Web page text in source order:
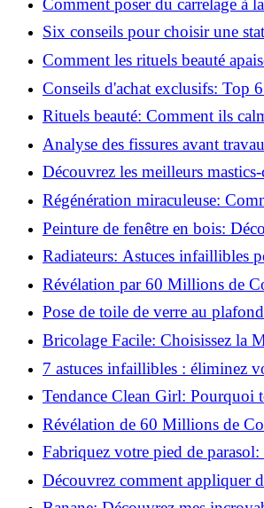
Comment poser du carrelage à
un rendu professionnel ?
Six conseils pour choisir une
basse pression
Comment les rituels beauté
créent des moments pour soi ?
Conseils d'achat exclusifs: Top
peinture basse pression
Rituels beauté: Comment ils
chouchoutent votre âme!
Analyse des fissures avant
préparer vos surfaces!
Découvrez les meilleurs
dès 6,70 €!
Régénération miraculeuse:
régénérative peut restaurer votre
Peinture de fenêtre en bois:
techniques infaillibles pour un
Radiateurs: Astuces infaillibles
tuyaux apparents!
Révélation par 60 Millions de
Découvrez le sérum anti-rides
Pose de toile de verre au
pour débutants!
Bricolage Facile: Choisissez la
pour Chaque Matériau!
7 astuces infaillibles : éliminez
rapidement !
Tendance Clean Girl: Pourquoi
l'adoptent?
Révélation de 60 Millions de
Découvrez le meilleur fond de
peau!
Fabriquez votre pied de
tutoriel facile !
Découvrez comment appliquer
Techniques pour un mur